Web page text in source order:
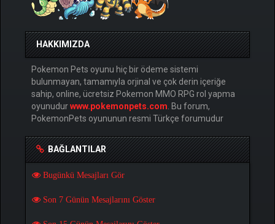
HAKKIMIZDA
Pokemon Pets oyunu hiç bir ödeme sistemi
bulunmayan, tamamıyla orjinal ve çok derin içeriğe
sahip, online, ücretsiz Pokemon MMO RPG rol yapma
oyunudurwww.pokemonpets.com . Bu forum,
PokemonPets oyununun resmi Türkçe forumudur
BAĞLANTILAR
Bugünkü Mesajları Gör
Son 7 Günün Mesajlarını Göster